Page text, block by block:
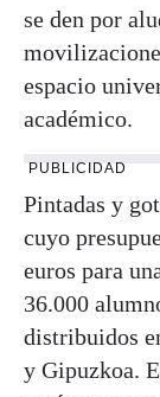
se den por
espacio
académico.
PUBLICIDAD
Pintadas y
cuyo
euros para
36.000
distribuidos
y Gipuzkoa.